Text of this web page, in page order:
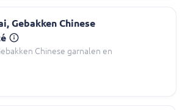
Gebakken Chinese
Chinese garnalen en